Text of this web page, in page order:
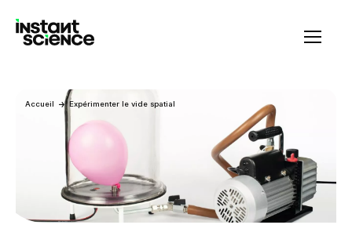
Accueil Expérimenter le vide spatial